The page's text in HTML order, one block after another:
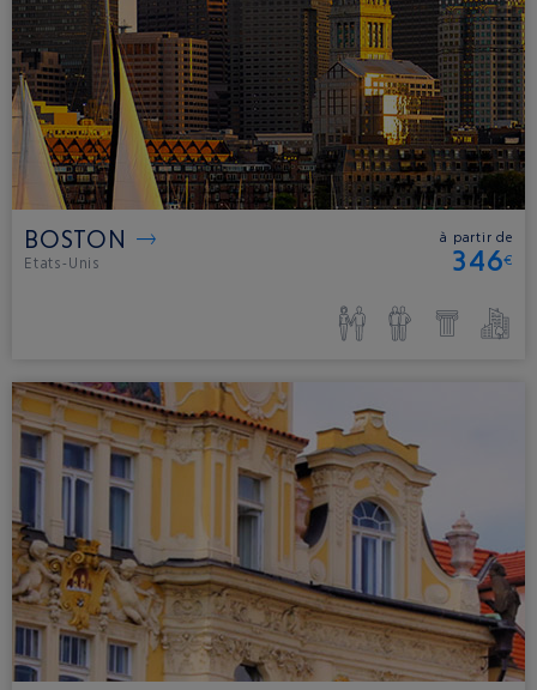
BOSTON
Etats-Unis
à partir de
346€